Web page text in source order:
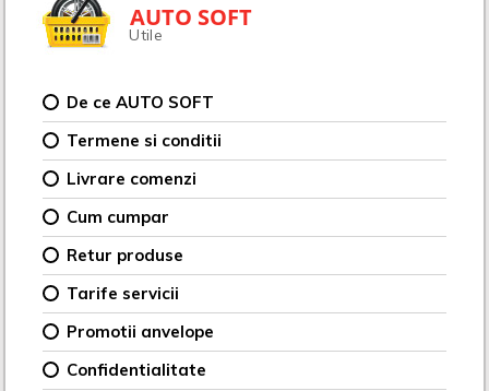
AUTO SOFT
Utile
De ce AUTO SOFT
Termene si conditii
Livrare comenzi
Cum cumpar
Retur produse
Tarife servicii
Promotii anvelope
Confidentialitate